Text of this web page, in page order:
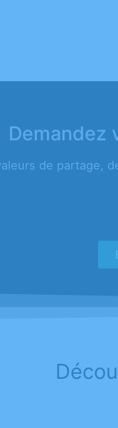
Demandez
de partage,